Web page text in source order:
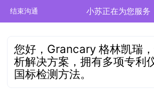
结束沟通 小苏正在为您服务
您好，Grancary 格林凯瑞
析解决方案，拥有多项专利
国标检测方法。